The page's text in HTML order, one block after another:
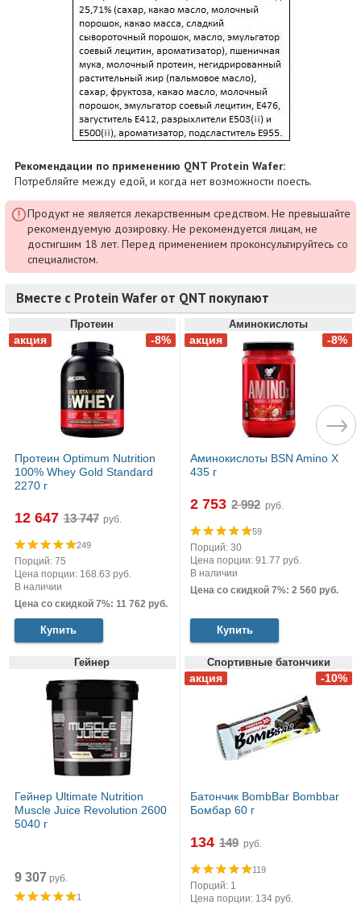
Рекомендации по применению QNT Protein Wafer:
Потребляйте между едой, и когда нет возможности поесть.
Продукт не является лекарственным средством. Не превышайте
рекомендуемую дозировку. Не рекомендуется лицам, не
достигшим 18 лет. Перед применением проконсультируйтесь со
специалистом.
Вместе с Protein Wafer от QNT покупают
Протеин
Протеин Optimum Nutrition
100% Whey Gold Standard
2270 г
12 647 руб.
249
Порций: 75
Цена порции: 168.63 руб.
В наличии
Цена со скидкой 7%: 11 762 руб.
Купить
Аминокислоты
Аминокислоты BSN Amino X
435 г
2 753 руб.
59
Порций: 30
Цена порции: 91.77 руб.
В наличии
Цена со скидкой 7%: 2 560 руб.
Купить
Гейнер
Гейнер Ultimate Nutrition
Muscle Juice Revolution 2600
5040 г
9 307 руб.
1
Спортивные батончики
Батончик BombBar Bombbar
Бомбар 60 г
134 руб.
119
Порций: 1
Цена порции: 134 руб.